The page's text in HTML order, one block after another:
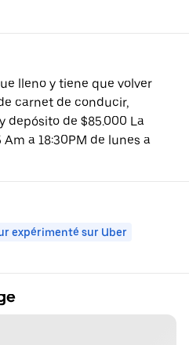
lleno y tiene que volver
carnet de conducir,
depósito de $85.000 La
a 18:30PM de lunes a
expérimenté sur Uber